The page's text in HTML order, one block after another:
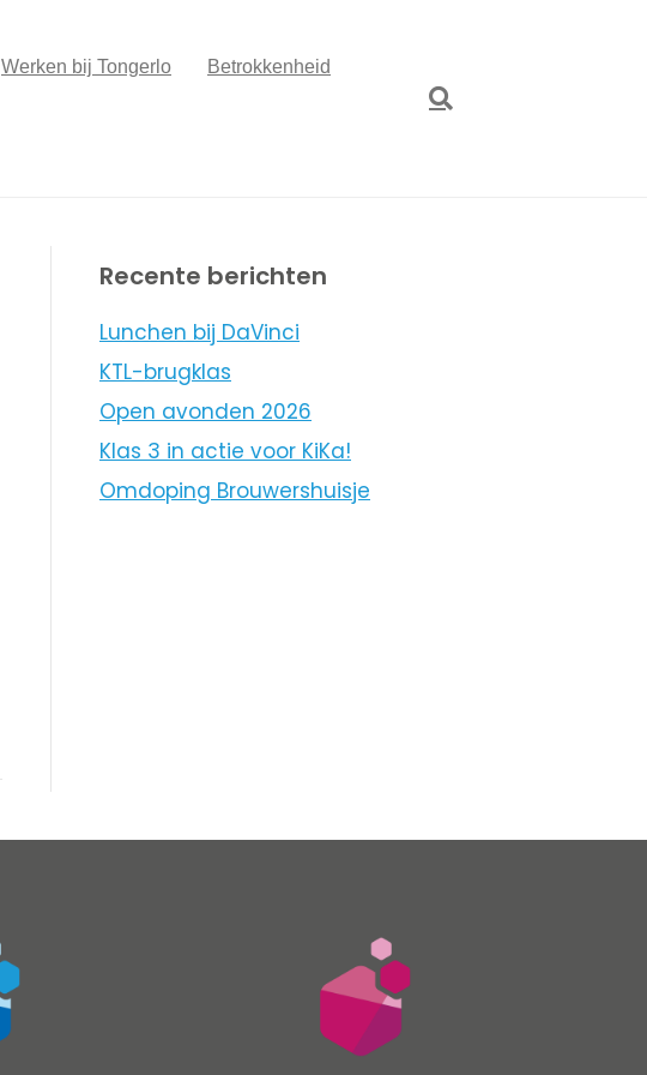
Werken bij Tongerlo Betrokkenheid
Recente berichten
Lunchen bij DaVinci
KTL-brugklas
Open avonden 2026
Klas 3 in actie voor KiKa!
Omdoping Brouwershuisje